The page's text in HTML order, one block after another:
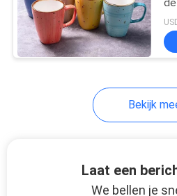
Bekijk
Laat een
We bellen je